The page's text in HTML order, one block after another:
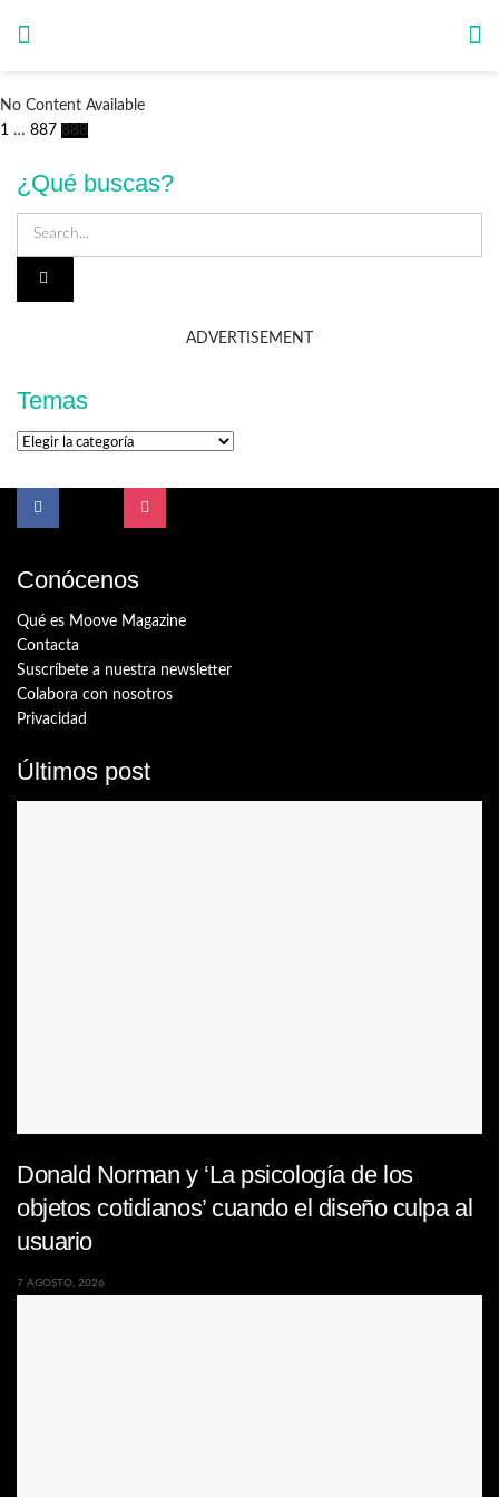
No Content Available
1 … 887 888
¿Qué buscas?
ADVERTISEMENT
Temas
Temas
Conócenos
Qué es Moove Magazine
Contacta
Suscríbete a nuestra newsletter
Colabora con nosotros
Privacidad
Últimos post
Donald Norman y ‘La psicología de los
objetos cotidianos’ cuando el diseño culpa al
usuario
7 AGOSTO, 2026